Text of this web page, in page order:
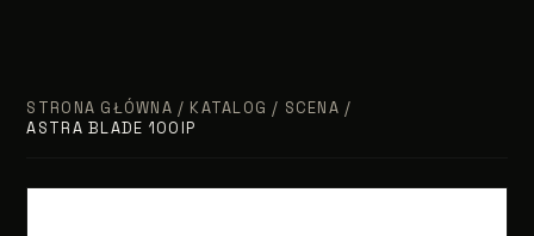
STRONA GŁÓWNA / KATALOG / SCENA /
ASTRA BLADE 100IP